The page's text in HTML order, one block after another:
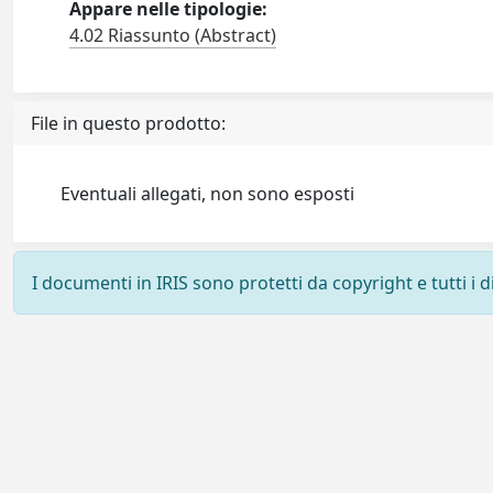
Appare nelle tipologie:
4.02 Riassunto (Abstract)
File in questo prodotto:
Eventuali allegati, non sono esposti
I documenti in IRIS sono protetti da copyright e tutti i